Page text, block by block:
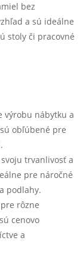
bez
a sú ideálne
stoly či pracovné
výrobu nábytku a
obľúbené pre
trvanlivosť a
pre náročné
podlahy.
rôzne
cenovo
a